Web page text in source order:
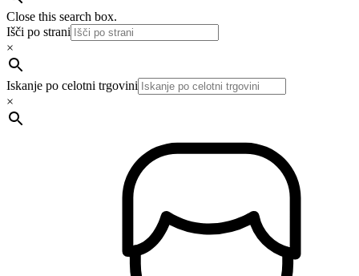
Close this search box.
Išči po strani
×
Iskanje po celotni trgovini
×